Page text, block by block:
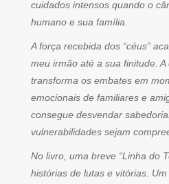
cuidados intensos quando o
humano e sua família.
A força recebida dos “céus”
meu irmão até a sua finitude.
transforma os embates em
emocionais de familiares e
consegue desvendar
vulnerabilidades sejam
No livro, uma breve “Linha do
histórias de lutas e vitórias.